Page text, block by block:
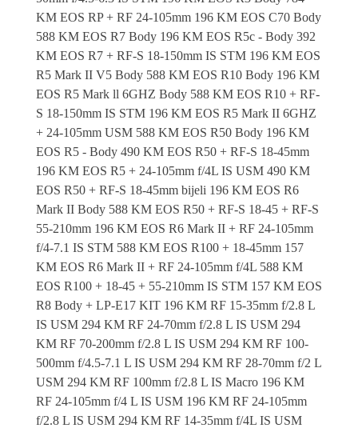
KM EOS RP + RF 24-105mm 196 KM EOS C70 Body
588 KM EOS R7 Body 196 KM EOS R5c - Body 392
KM EOS R7 + RF-S 18-150mm IS STM 196 KM EOS
R5 Mark II V5 Body 588 KM EOS R10 Body 196 KM
EOS R5 Mark ll 6GHZ Body 588 KM EOS R10 + RF-
S 18-150mm IS STM 196 KM EOS R5 Mark II 6GHZ
+ 24-105mm USM 588 KM EOS R50 Body 196 KM
EOS R5 - Body 490 KM EOS R50 + RF-S 18-45mm
196 KM EOS R5 + 24-105mm f/4L IS USM 490 KM
EOS R50 + RF-S 18-45mm bijeli 196 KM EOS R6
Mark II Body 588 KM EOS R50 + RF-S 18-45 + RF-S
55-210mm 196 KM EOS R6 Mark II + RF 24-105mm
f/4-7.1 IS STM 588 KM EOS R100 + 18-45mm 157
KM EOS R6 Mark II + RF 24-105mm f/4L 588 KM
EOS R100 + 18-45 + 55-210mm IS STM 157 KM EOS
R8 Body + LP-E17 KIT 196 KM RF 15-35mm f/2.8 L
IS USM 294 KM RF 24-70mm f/2.8 L IS USM 294
KM RF 70-200mm f/2.8 L IS USM 294 KM RF 100-
500mm f/4.5-7.1 L IS USM 294 KM RF 28-70mm f/2 L
USM 294 KM RF 100mm f/2.8 L IS Macro 196 KM
RF 24-105mm f/4 L IS USM 196 KM RF 24-105mm
f/2.8 L IS USM 294 KM RF 14-35mm f/4L IS USM